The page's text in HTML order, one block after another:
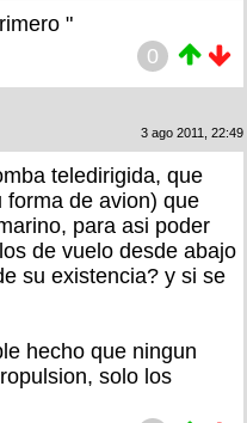
"
0
3 ago 2011, 22:49
teledirigida, que
forma de avion) que
para asi poder
de vuelo desde abajo
su existencia? y si se
hecho que ningun
solo los